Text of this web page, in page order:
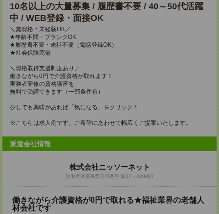
10名以上の大量募集 / 履歴書不要 / 40～50代活躍
中 / WEB登録・面接OK
＼無資格＊未経験OK／
★年齢不問・ブランクOK
★履歴書不要・来社不要（電話登録OK）
★社会保険完備
＼資格取得支援制度あり／
働きながら0円で介護資格が取れます！
実務者研修の資格講座を
無料で受講できます（一部条件有）
少しでも興味があれば「気になる」をクリック！
※こちらは求人例です。ご希望にあわせて幅広くご提案いたします。
派遣会社情報
株式会社ニッソーネット
労働者派遣事業許可番号:派27－029007
働きながら介護資格が0円で取れる★福祉業界の老舗人
材会社です